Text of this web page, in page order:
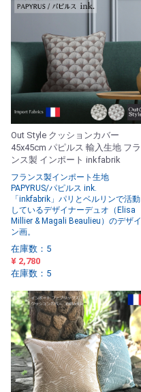
Out Style クッションカバー
45x45cm パピルス 輸入生地 フラ
ンス製 インポート inkfabrik
フランス製インポート生地
PAPYRUS/パピルス ink.
「inkfabrik」パリとベルリンで活動
しているデザイナーデュオ（Elisa
Millier & Magali Beaulieu）のデザイ
ン画。
在庫数：5
¥ 2,780
在庫数：5